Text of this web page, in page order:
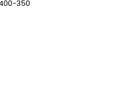
350-400 جم